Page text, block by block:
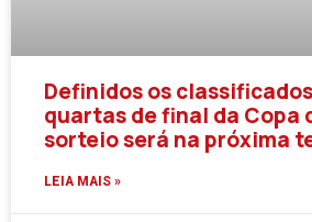
Definidos os
quartas de final da Copa
sorteio será na próxima
LEIA MAIS »